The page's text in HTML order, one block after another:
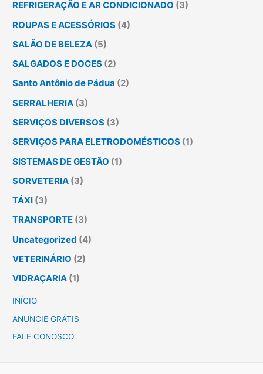
REFRIGERAÇÃO E AR CONDICIONADO (3)
ROUPAS E ACESSÓRIOS (4)
SALÃO DE BELEZA (5)
SALGADOS E DOCES (2)
Santo Antônio de Pádua (2)
SERRALHERIA (3)
SERVIÇOS DIVERSOS (3)
SERVIÇOS PARA ELETRODOMÉSTICOS (1)
SISTEMAS DE GESTÃO (1)
SORVETERIA (3)
TÁXI (3)
TRANSPORTE (3)
Uncategorized (4)
VETERINÁRIO (2)
VIDRAÇARIA (1)
INÍCIO
ANUNCIE GRÁTIS
FALE CONOSCO